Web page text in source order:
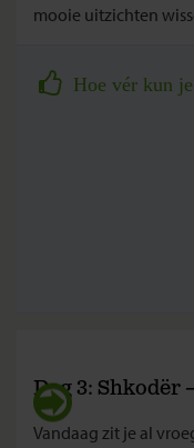
mooie uitzichten
Hoe vér kun
Dag 3: Shkodër
Vandaag zit je al